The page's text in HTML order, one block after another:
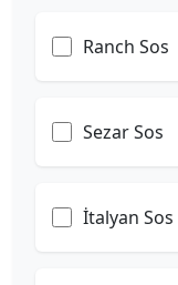
Ranch Sos
Sezar Sos
İtalyan Sos